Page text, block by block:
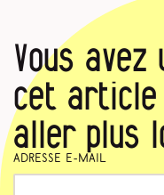
Vous
cet article
aller plus
Adresse e-mail